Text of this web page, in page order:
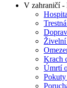
V zahraničí -
Živelní
Krach
Úmrtí